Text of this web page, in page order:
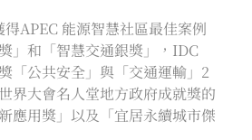
APEC 能源智慧社區最佳案例
」和「智慧交通銀獎」，IDC
「公共安全」與「交通運輸」2
界大會名人堂地方政府成就獎的
應用獎」以及「宜居永續城市傑